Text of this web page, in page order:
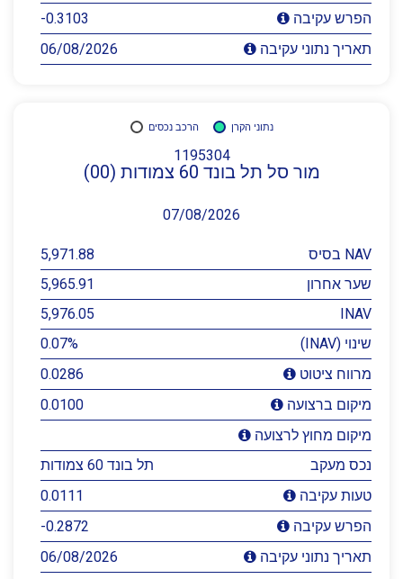
הפרש עקיבה
-0.3103
תאריך נתוני עקיבה
06/08/2026
נתוני הקרן הרכב נכסים
1195304
מור סל תל בונד 60 צמודות (00)
07/08/2026
NAV בסיס
5,971.88
שער אחרון
5,965.91
INAV
5,976.05
שינוי (INAV)
0.07%
מרווח ציטוט
0.0286
מיקום ברצועה
0.0100
מיקום מחוץ לרצועה
נכס מעקב
תל בונד 60 צמודות
טעות עקיבה
0.0111
הפרש עקיבה
-0.2872
תאריך נתוני עקיבה
06/08/2026